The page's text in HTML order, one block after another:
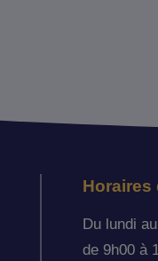
Horaires
Du lundi
de 9h00 à